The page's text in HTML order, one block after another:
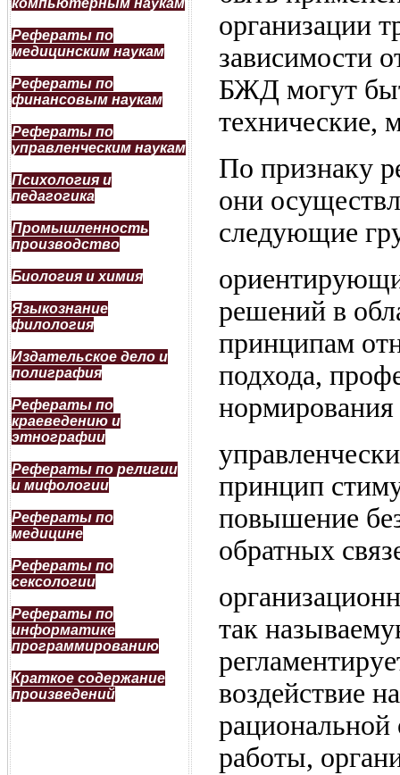
компьютерным наукам
Рефераты по
медицинским наукам
Рефераты по
финансовым наукам
Рефераты по
управленческим наукам
Психология и
педагогика
Промышленность
производство
Биология и химия
Языкознание
филология
Издательское дело и
полиграфия
Рефераты по
краеведению и
этнографии
Рефераты по религии
и мифологии
Рефераты по
медицине
Рефераты по
сексологии
Рефераты по
информатике
программированию
Краткое содержание
произведений
организации
зависимости
БЖД могут
технические,
По признаку
они
следующие
решений в
принципам
подхода,
нормирования
принцип
повышение
обратных
так
воздействие
работы,